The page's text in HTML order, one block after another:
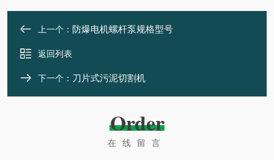
上一个： 防爆电机螺杆泵规格型号
返回列表
下一个： 刀片式污泥切割机
Order
在线留言